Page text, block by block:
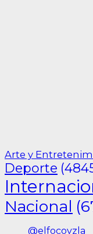
Arte y
Deporte
Nacional
@elfocovzla